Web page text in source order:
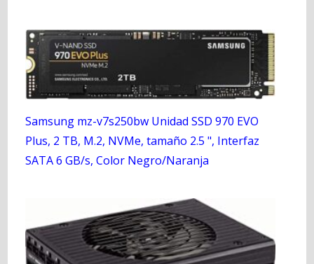
Samsung mz-v7s250bw Unidad SSD 970 EVO
Plus, 2 TB, M.2, NVMe, tamaño 2.5 ", Interfaz
SATA 6 GB/s, Color Negro/Naranja